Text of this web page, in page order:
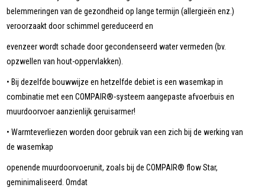
belemmeringen van de gezondheid op lange termijn (allergieën enz.)
veroorzaakt door schimmel gereduceerd en
evenzeer wordt schade door gecondenseerd water vermeden (bv.
opzwellen van hout-oppervlakken).
• Bij dezelfde bouwwijze en hetzelfde debiet is een wasemkap in
combinatie met een COMPAIR®-systeem aangepaste afvoerbuis en
muurdoorvoer aanzienlijk geruisarmer!
• Warmteverliezen worden door gebruik van een zich bij de werking van
de wasemkap
openende muurdoorvoerunit, zoals bij de COMPAIR® flow Star,
geminimaliseerd. Omdat